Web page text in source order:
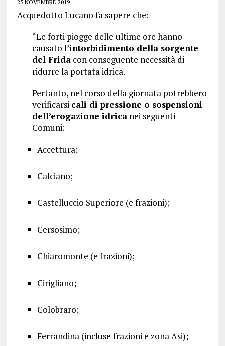
25 NOVEMBRE 2019
Acquedotto Lucano fa sapere che:
“Le forti piogge delle ultime ore hanno
causato l’intorbidimento della sorgente
del Fridacon conseguente necessità di
ridurre la portata idrica.
Pertanto, nel corso della giornata potrebbero
verificarsi cali di pressione o sospensioni
dell’erogazione idricanei seguenti
Comuni:
Accettura;
Calciano;
Castelluccio Superiore (e frazioni);
Cersosimo;
Chiaromonte (e frazioni);
Cirigliano;
Colobraro;
Ferrandina (incluse frazioni e zona Asi);